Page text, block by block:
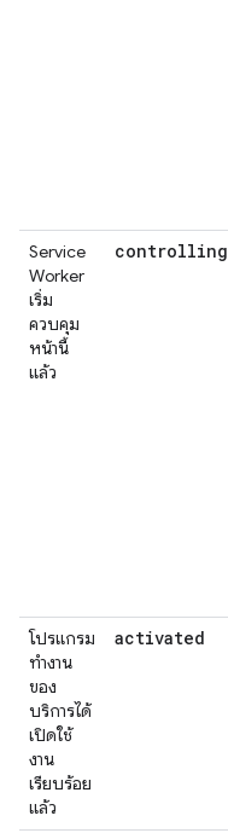
Service
Worker
เริ่ม
ควบคุม
หน้านี้
แล้ว
controlling
โปรแกรม
ทำงาน
ของ
บริการได้
เปิดใช้
งาน
เรียบร้อย
แล้ว
activated